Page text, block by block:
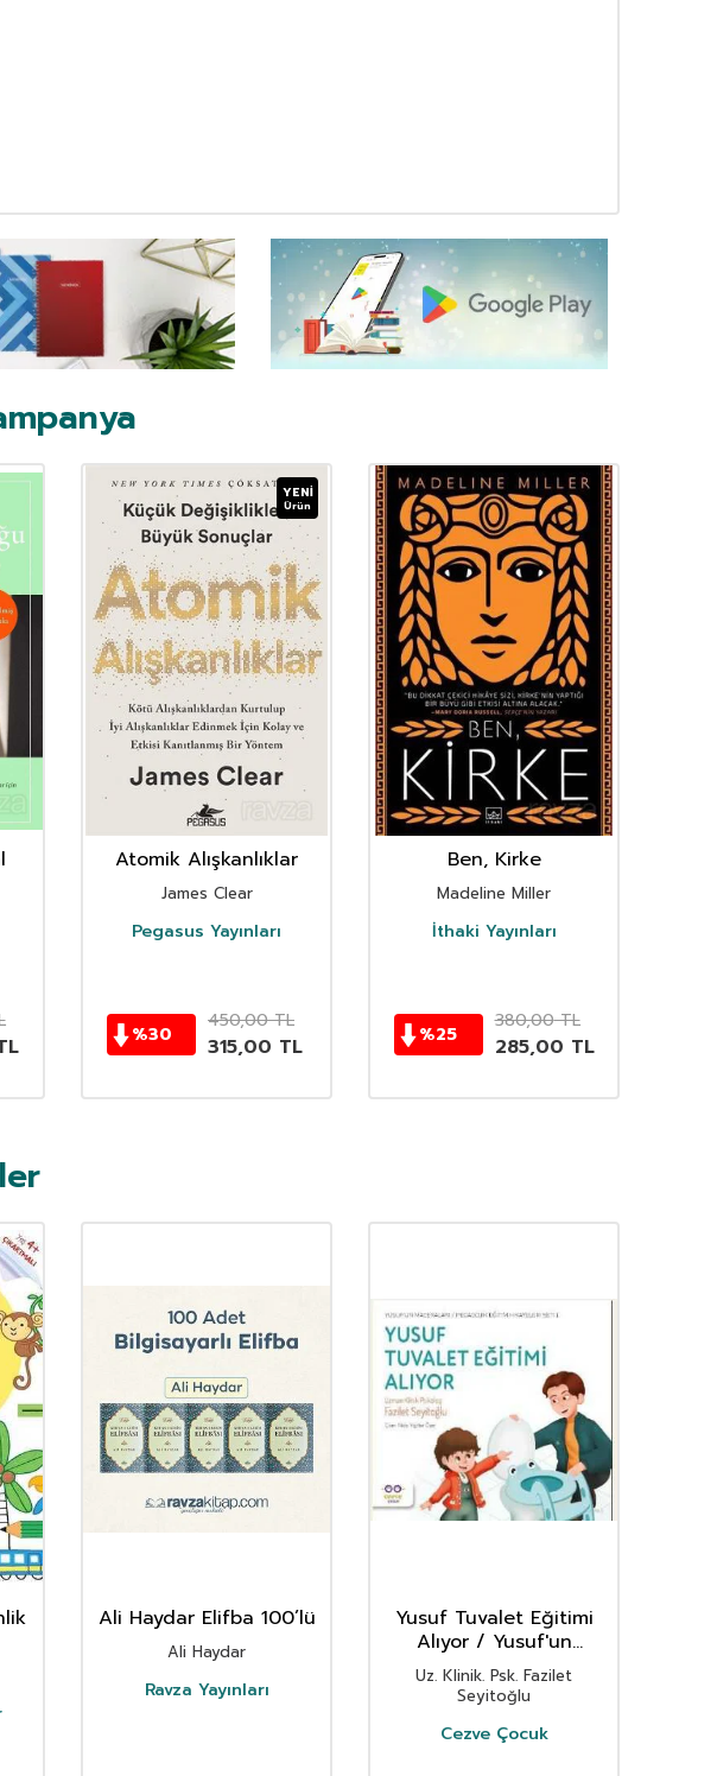
YENI
Ürün
Atomik Alışkanlıklar
James Clear
Pegasus Yayınları
%30
450,00TL
315,00 TL
Ben, Kirke
Madeline Miller
İthaki Yayınları
%25
380,00TL
285,00 TL
Ali Haydar Elifba 100’lü
Ali Haydar
Ravza Yayınları
Yusuf Tuvalet Eğitimi
Alıyor / Yusuf'un
Maceraları / Pedagojik
Eğitim Hikayeleri Seti 1
Uz. Klinik. Psk. Fazilet
Seyitoğlu
Cezve Çocuk